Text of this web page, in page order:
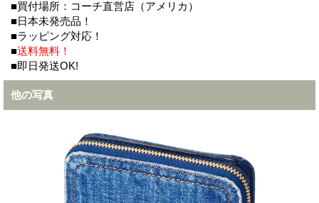
■買付場所：コーチ直営店（アメリカ）
■日本未発売品！
■ラッピング対応！
■送料無料！
■即日発送OK!
他の写真